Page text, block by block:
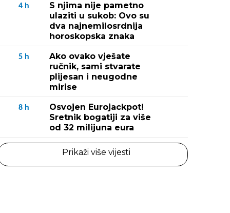
4 h
S njima nije pametno
ulaziti u sukob: Ovo su
dva najnemilosrdnija
horoskopska znaka
5 h
Ako ovako vješate
ručnik, sami stvarate
plijesan i neugodne
mirise
8 h
Osvojen Eurojackpot!
Sretnik bogatiji za više
od 32 milijuna eura
Prikaži više vijesti